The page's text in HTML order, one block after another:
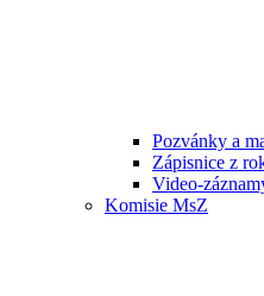
Pozvánky a
Zápisnice z
Video-
Komisie MsZ